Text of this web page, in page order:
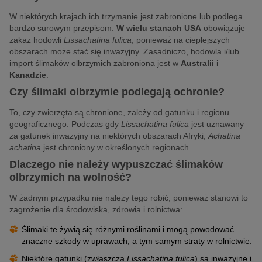
W niektórych krajach ich trzymanie jest zabronione lub podlega
bardzo surowym przepisom. W wielu stanach USA obowiązuje
zakaz hodowli Lissachatina fulica , ponieważ na cieplejszych
obszarach może stać się inwazyjny. Zasadniczo, hodowla i/lub
import ślimaków olbrzymich zabroniona jest w Australii i
Kanadzie
Czy ślimaki olbrzymie podlegają ochronie?
To, czy zwierzęta są chronione, zależy od gatunku i regionu
geograficznego. Podczas gdy Lissachatina fulica jest uznawany
za gatunek inwazyjny na niektórych obszarach Afryki, Achatina
achatina jest chroniony w określonych regionach.
Dlaczego nie należy wypuszczać ślimaków
olbrzymich na wolność?
W żadnym przypadku nie należy tego robić, ponieważ stanowi to
zagrożenie dla środowiska, zdrowia i rolnictwa:
Ślimaki te żywią się różnymi roślinami i mogą powodować
znaczne szkody w uprawach, a tym samym straty w rolnictwie.
Niektóre gatunki (zwłaszcza Lissachatina fulica) są inwazyjne i